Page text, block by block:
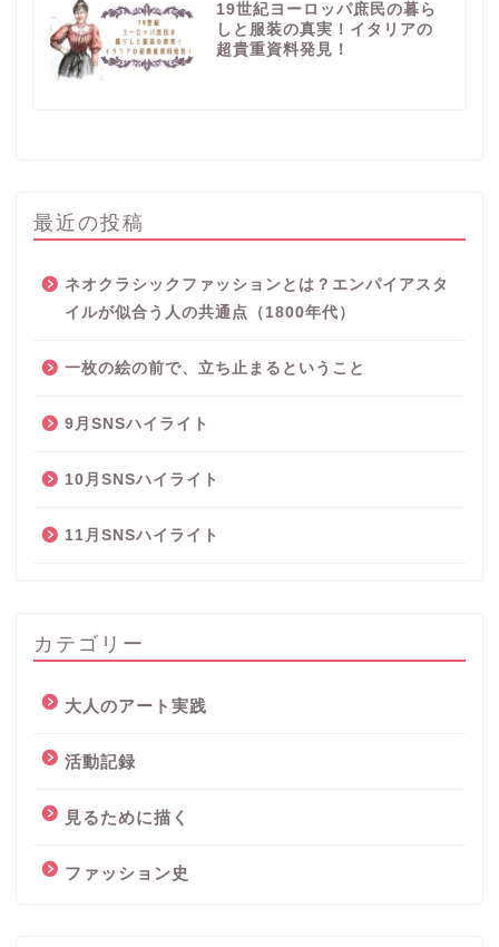
19世紀ヨーロッパ庶民の暮ら
しと服装の真実！イタリアの
超貴重資料発見！
最近の投稿
ネオクラシックファッションとは？エンパイアスタ
イルが似合う人の共通点（1800年代）
一枚の絵の前で、立ち止まるということ
9月SNSハイライト
10月SNSハイライト
11月SNSハイライト
カテゴリー
大人のアート実践
活動記録
見るために描く
ファッション史